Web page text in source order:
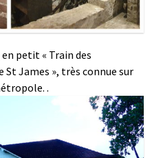
petit « Train des
James », très connue sur
.